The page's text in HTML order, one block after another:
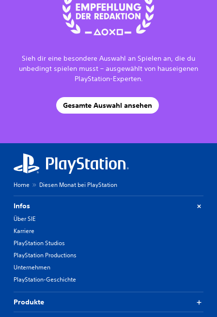
Sieh dir eine besondere Auswahl an Spielen an, die du
unbedingt spielen musst – ausgewählt von hauseigenen
PlayStation-Experten.
Gesamte Auswahl ansehen
Home Diesen Monat bei PlayStation
Infos
Über SIE
Karriere
PlayStation Studios
PlayStation Productions
Unternehmen
PlayStation-Geschichte
Produkte